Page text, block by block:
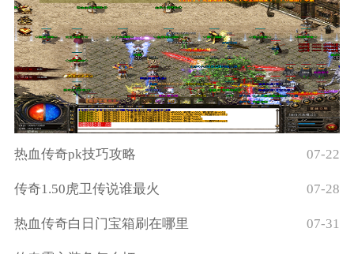
热血传奇pk技巧攻略 07-22
传奇1.50虎卫传说谁最火 07-28
热血传奇白日门宝箱刷在哪里 07-31